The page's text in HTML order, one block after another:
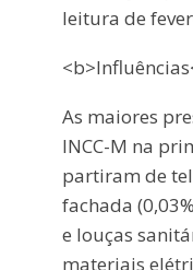
leitura de
As maiores
INCC-M na
partiram de
fachada
e louças
materiais